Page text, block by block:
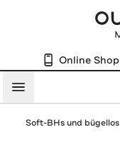
Online Shop
Menü
Soft-BHs und bügellos